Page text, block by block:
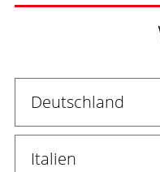
Deutschland
Italien